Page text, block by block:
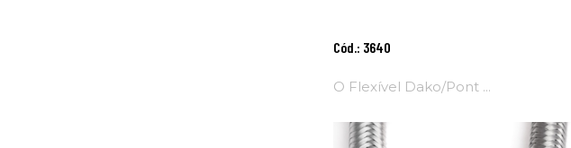
Cód.: 3640
O Flexível Dako/Pont ...
Adicionar
Ao